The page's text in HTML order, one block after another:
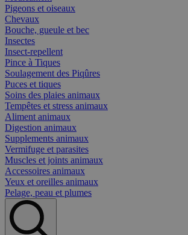
Pigeons et oiseaux
Chevaux
Bouche, gueule et bec
Insectes
Insect-repellent
Pince à Tiques
Soulagement des Piqûres
Puces et tiques
Soins des plaies animaux
Tempêtes et stress animaux
Aliment animaux
Digestion animaux
Supplements animaux
Vermifuge et parasites
Muscles et joints animaux
Accessoires animaux
Yeux et oreilles animaux
Pelage, peau et plumes